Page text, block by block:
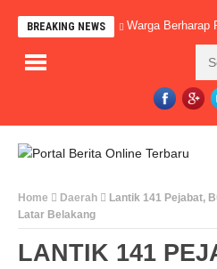
BREAKING NEWS Warga Berharap
Home Daerah
Lantik 141 Pejabat,
Latar Belakang
LANTIK 141